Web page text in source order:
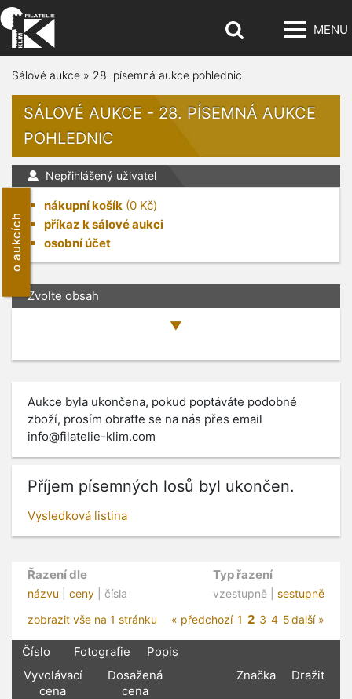
MENU
o aukcích
Sálové aukce » 28. písemná aukce pohlednic
SÁLOVÉ AUKCE - 28. PÍSEMNÁ AUKCE
POHLEDNIC
Nepřihlášený uživatel
nákupní košík (0 Kč)
příkaz k sálové aukci
osobní účet
Zvolte obsah
Aukce byla ukončena, pokud poptáváte podobné
zboží, prosím obraťte se na nás přes email
info@filatelie-klim.com
Příjem písemných losů byl ukončen.
Výsledková listina
Řazení dle
názvu ceny | čísla
Typ řazení
vzestupně | sestupně
zobrazit vše na 1 stránku
« předchozí 1 2 3 4 5další »
Číslo Fotografie
Popis
Vyvolávací
cena
Dosažená
cena
Značka Dražit